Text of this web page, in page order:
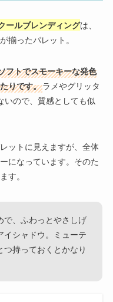
ールブレンディングは、
揃ったパレット。
フトでスモーキーな発色
りです。ラメやグリッタ
いので、質感としても似
ットに見えますが、全体
になっています。そのた
す。
で、ふわっとやさしげ
イシャドウ。ミューテ
持っておくとかなり